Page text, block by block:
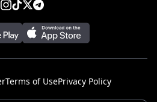
Terms of UsePrivacy Policy